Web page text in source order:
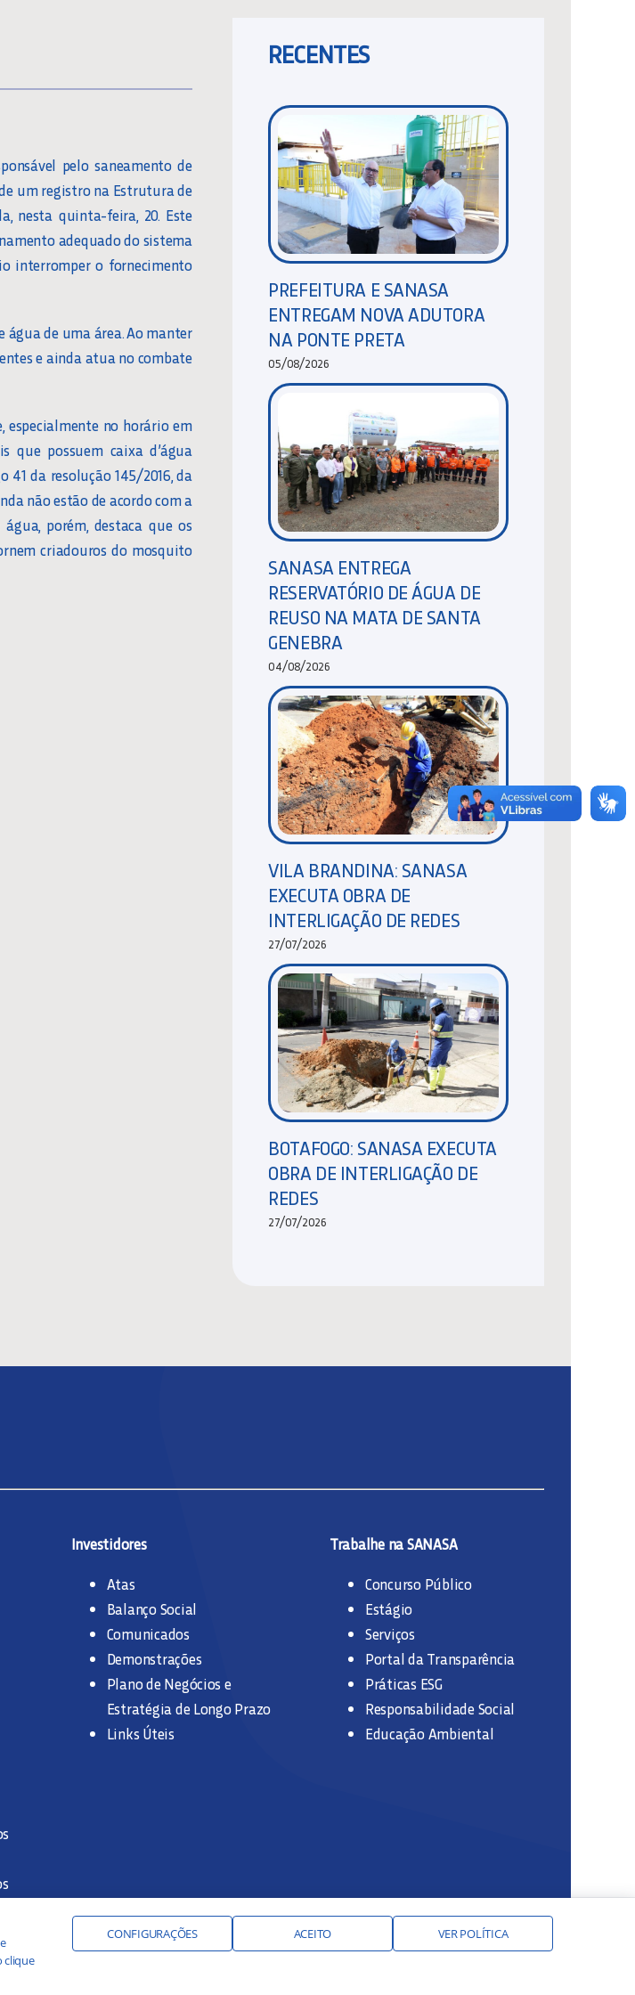
pelo saneamento de
um registro na Estrutura de
nesta quinta-feira, 20. Este
adequado do sistema
interromper o fornecimento
água de uma área. Ao manter
e ainda atua no combate
especialmente no horário em
que possuem caixa d’água
da resolução 145/2016, da
não estão de acordo com a
porém, destaca que os
criadouros do mosquito
RECENTES
PREFEITURA E SANASA
ENTREGAM NOVA ADUTORA
NA PONTE PRETA
05/08/2026
SANASA ENTREGA
RESERVATÓRIO DE ÁGUA DE
REUSO NA MATA DE SANTA
GENEBRA
04/08/2026
VILA BRANDINA: SANASA
EXECUTA OBRA DE
INTERLIGAÇÃO DE REDES
27/07/2026
BOTAFOGO: SANASA EXECUTA
OBRA DE INTERLIGAÇÃO DE
REDES
27/07/2026
Investidores
Atas
Balanço Social
Comunicados
Demonstrações
Plano de Negócios e
Estratégia de Longo Prazo
Links Úteis
Trabalhe na SANASA
Concurso Público
Estágio
Serviços
Portal da Transparência
Práticas ESG
Responsabilidade Social
Educação Ambiental
clique
CONFIGURAÇÕES ACEITO VER POLÍTICA